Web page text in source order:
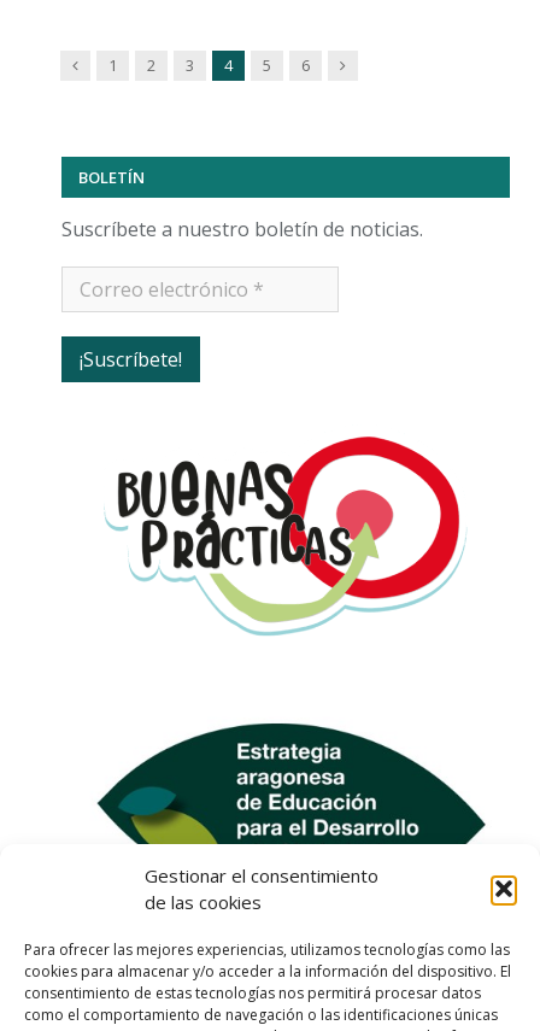
Gestionar el consentimiento
de las cookies
Para ofrecer las mejores experiencias, utilizamos tecnologías como las
cookies para almacenar y/o acceder a la información del dispositivo. El
consentimiento de estas tecnologías nos permitirá procesar datos
como el comportamiento de navegación o las identificaciones únicas
Previous
1 2 3 4 5 6 Next
BOLETÍN
Suscríbete a nuestro boletín de noticias.